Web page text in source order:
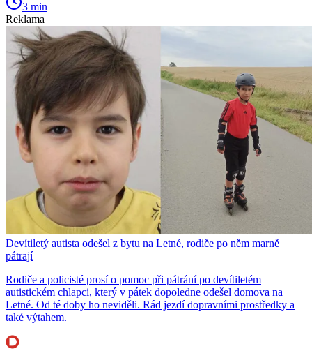
3 min
Reklama
Devítiletý autista odešel z bytu na Letné, rodiče po něm marně
pátrají
Rodiče a policisté prosí o pomoc při pátrání po devítiletém
autistickém chlapci, který v pátek dopoledne odešel domova na
Letné. Od té doby ho neviděli. Rád jezdí dopravními prostředky a
také výtahem.